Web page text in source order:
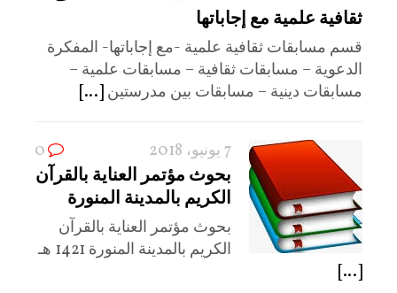
ثقافية علمية مع إجاباتها
قسم مسابقات ثقافية علمية -مع إجاباتها- المفكرة
الدعوية – مسابقات ثقافية – مسابقات علمية –
مسابقات دينية – مسابقات بين مدرستين [...]
7 يونيو، 2018 0
بحوث مؤتمر العناية بالقرآن
الكريم بالمدينة المنورة
بحوث مؤتمر العناية بالقرآن
الكريم بالمدينة المنورة 1421 هـ
[...]